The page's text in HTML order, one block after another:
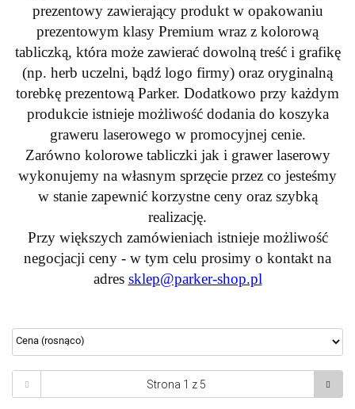
prezentowy zawierający produkt w opakowaniu
prezentowym klasy Premium wraz z kolorową
tabliczką, która może zawierać dowolną treść i grafikę
(np. herb uczelni, bądź logo firmy) oraz oryginalną
torebkę prezentową Parker. Dodatkowo przy każdym
produkcie istnieje możliwość dodania do koszyka
graweru laserowego w promocyjnej cenie.
Zarówno kolorowe tabliczki jak i grawer laserowy
wykonujemy na własnym sprzęcie przez co jesteśmy
w stanie zapewnić korzystne ceny oraz szybką
realizację.
Przy większych zamówieniach istnieje możliwość
negocjacji ceny - w tym celu prosimy o kontakt na
adres sklep@parker-shop.pl